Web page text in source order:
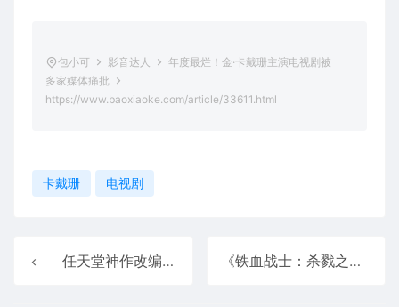
包小可 影音达人
年度最烂！金·卡戴珊主演电视剧被
多家媒体痛批
https://www.baoxiaoke.com/article/33611.html
卡戴珊 电视剧
任天堂神作改编！《塞尔达传说》首部真人电影开拍：2027年5月正式上映 《铁血战士：杀戮之地》票房走高